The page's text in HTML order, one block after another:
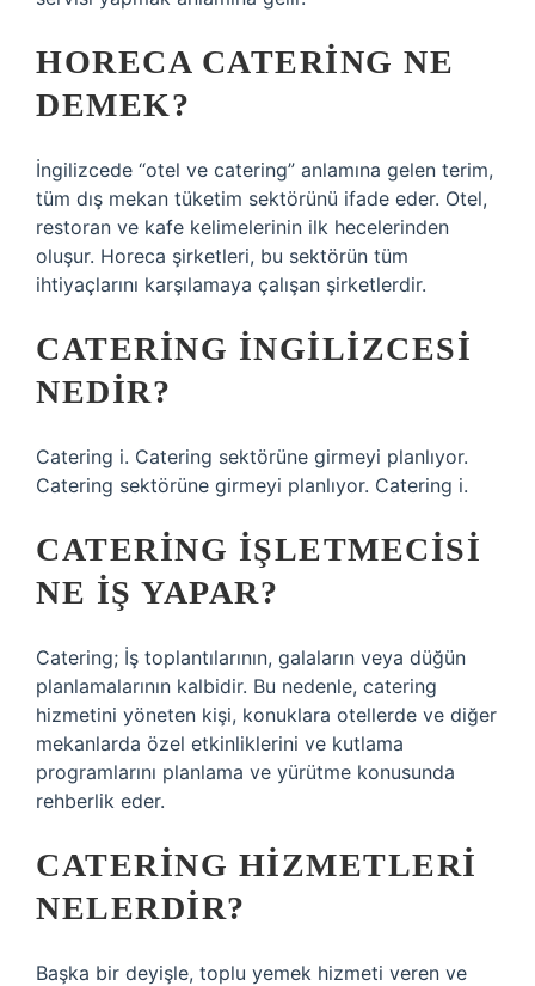
HORECA CATERING NE
DEMEK?
İngilizcede “otel ve catering” anlamına gelen terim,
tüm dış mekan tüketim sektörünü ifade eder. Otel,
restoran ve kafe kelimelerinin ilk hecelerinden
oluşur. Horeca şirketleri, bu sektörün tüm
ihtiyaçlarını karşılamaya çalışan şirketlerdir.
CATERING INGILIZCESI
NEDIR?
Catering i. Catering sektörüne girmeyi planlıyor.
Catering sektörüne girmeyi planlıyor. Catering i.
CATERING IŞLETMECISI
NE IŞ YAPAR?
Catering; İş toplantılarının, galaların veya düğün
planlamalarının kalbidir. Bu nedenle, catering
hizmetini yöneten kişi, konuklara otellerde ve diğer
mekanlarda özel etkinliklerini ve kutlama
programlarını planlama ve yürütme konusunda
rehberlik eder.
CATERING HIZMETLERI
NELERDIR?
Başka bir deyişle, toplu yemek hizmeti veren ve